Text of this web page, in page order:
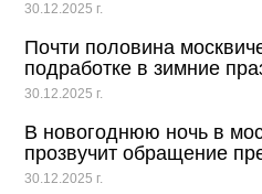
30.12.2025 г.
Почти половина
подработке в зимние
30.12.2025 г.
В новогоднюю ночь в
прозвучит обращение
30.12.2025 г.